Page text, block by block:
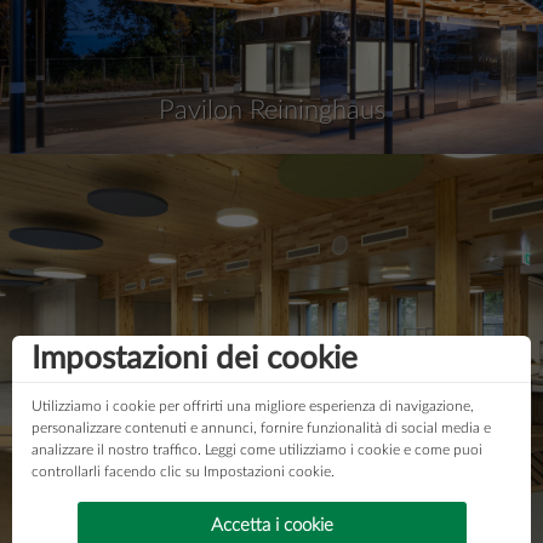
Pavilon Reininghaus
Amministrazione distrettuale di Mainz-Bingen
Impostazioni dei cookie
Utilizziamo i cookie per offrirti una migliore esperienza di navigazione,
personalizzare contenuti e annunci, fornire funzionalità di social media e
analizzare il nostro traffico. Leggi come utilizziamo i cookie e come puoi
controllarli facendo clic su Impostazioni cookie.
Accetta i cookie